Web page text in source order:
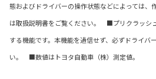
態およびドライバーの操作状態などによっては、
は取扱説明書をご覧ください。 ■プリクラッシ
する機能です。本機能を過信せず、必ずドライバ
い。 ■数値はトヨタ自動車（株）測定値。